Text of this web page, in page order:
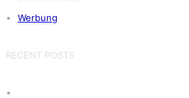
Werbung
RECENT POSTS